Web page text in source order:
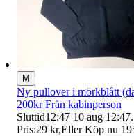
M
Ny pullover i mörkblått
200kr Från kabinperson
Sluttid12:47 10 aug 12:47.
Pris:29 kr,Eller Köp nu